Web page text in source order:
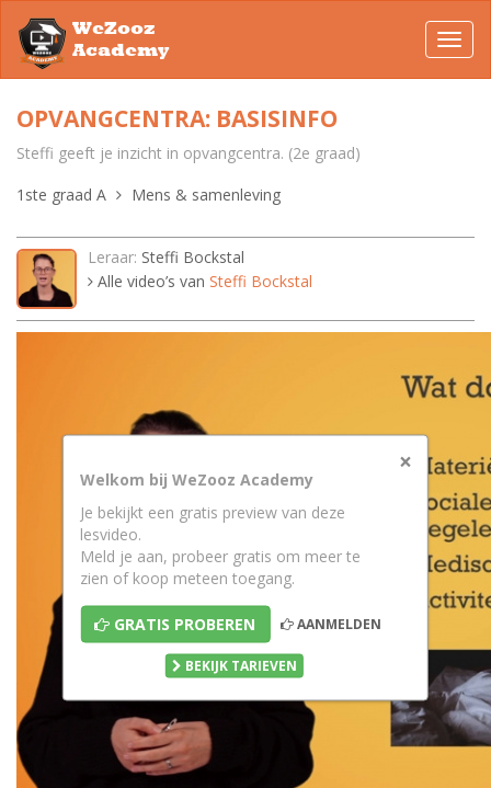
WeZooz
Academy
OPVANGCENTRA: BASISINFO
Steffi geeft je inzicht in opvangcentra. (2e graad)
1ste graad A
Mens & samenleving
Leraar: Steffi Bockstal
Alle video’s van Steffi Bockstal
×
Welkom bij WeZooz Academy
Je bekijkt een gratis preview van deze
lesvideo.
Meld je aan, probeer gratis om meer te
zien of koop meteen toegang.
GRATIS PROBEREN AANMELDEN
BEKIJK TARIEVEN